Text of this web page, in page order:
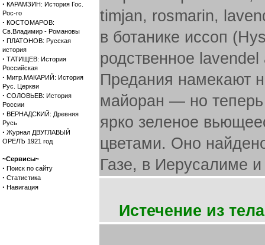
· КАРАМЗИН: История Гос.
Рос-го
· КОСТОМАРОВ:
Св.Владимир - Романовы
· ПЛАТОНОВ: Русская
история
· ТАТИЩЕВ: История
Российская
· Митр.МАКАРИЙ: История
Рус. Церкви
· СОЛОВЬЕВ: История
России
· ВЕРНАДСКИЙ: Древняя
Русь
· Журнал ДВУГЛАВЫЙ
ОРЕЛЪ 1921 год
~Сервисы~
· Поиск по сайту
· Статистика
· Навигация
timjan, rosmarin,
в ботанике иссоп
родственное
Предания намекают
майоран — но теперь
ярко зеленое
цветами. Оно
Газе, в Иерусалиме
Истечение из